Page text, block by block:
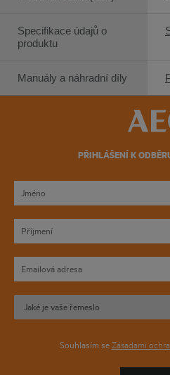
Specifikace údajů o
produktu
Manuály a náhradní díly
PŘIHLÁŠENÍ K
Souhlasím seZásadami